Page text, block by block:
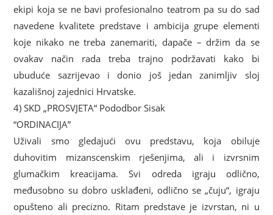
ekipi koja se ne bavi profesionalno teatrom pa su do sad
navedene kvalitete predstave i ambicija grupe elementi
koje nikako ne treba zanemariti, dapače – držim da se
ovakav način rada treba trajno podržavati kako bi
ubuduće sazrijevao i donio još jedan zanimljiv sloj
kazališnoj zajednici Hrvatske.
4) SKD „PROSVJETA“ Pododbor Sisak
“ORDINACIJA”
Uživali smo gledajući ovu predstavu, koja obiluje
duhovitim mizanscenskim rješenjima, ali i izvrsnim
glumačkim kreacijama. Svi odreda igraju odlično,
međusobno su dobro usklađeni, odlično se „čuju“, igraju
opušteno ali precizno. Ritam predstave je izvrstan, ni u